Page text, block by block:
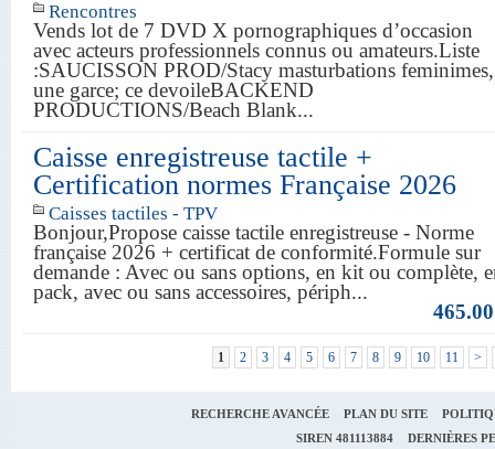
Rencontres
Vends lot de 7 DVD X pornographiques d’occasion
avec acteurs professionnels connus ou amateurs.Liste
:SAUCISSON PROD/Stacy masturbations feminimes,
une garce; ce devoileBACKEND
PRODUCTIONS/Beach Blank...
Caisse enregistreuse tactile +
Certification normes Française 2026
Caisses tactiles - TPV
Bonjour,Propose caisse tactile enregistreuse - Norme
française 2026 + certificat de conformité.Formule sur
demande : Avec ou sans options, en kit ou complète,
pack, avec ou sans accessoires, périph...
1 2 3 4 5 6 7 8 9 10 11 >
RECHERCHE AVANCÉE PLAN DU SITE
SIREN 481113884
DERNIÈRES